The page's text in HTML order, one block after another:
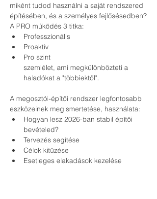
miként tudod használni a saját rendszered
építésében, és a személyes fejlősésedben?
A PRO múködés 3 titka:
Professzionális
Proaktív
Pro szint
szemlélet, ami megkülönbözteti a
haladókat a "többiektől".
A megosztói-építői rendszer legfontosabb
eszközeinek megismertetése, használata:
Hogyan lesz 2026-ban stabil építői
bevételed?
Tervezés segítése
Célok kitűzése
Esetleges elakadások kezelése